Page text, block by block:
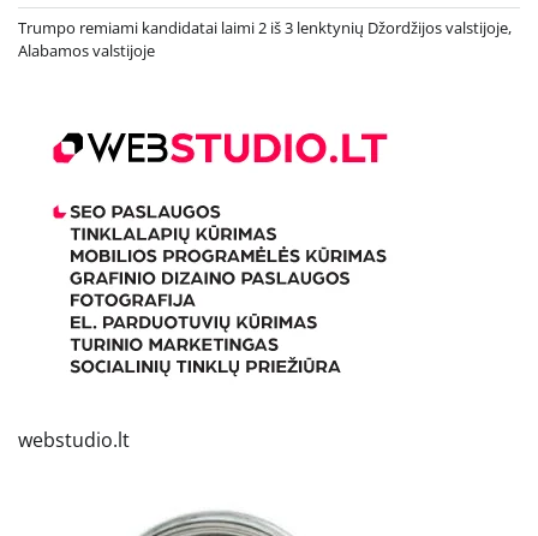
Trumpo remiami kandidatai laimi 2 iš 3 lenktynių Džordžijos valstijoje,
Alabamos valstijoje
webstudio.lt